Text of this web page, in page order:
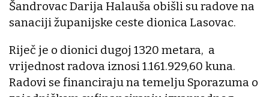
Šandrovac Darija Halauša obišli su radove na
sanaciji županijske ceste dionica Lasovac.
Riječ je o dionici dugoj 1320 metara, a
vrijednost radova iznosi 1.161.929,60 kuna.
Radovi se financiraju na temelju Sporazuma o